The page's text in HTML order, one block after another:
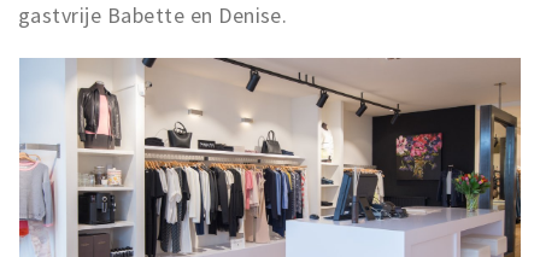
gastvrije Babette en Denise.